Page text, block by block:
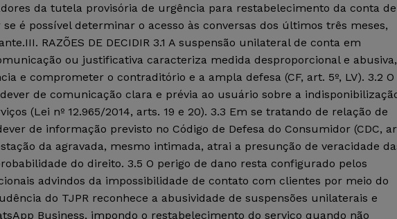
da tutela provisória de urgência para restabelecimento da conta de
é possível determinar o acesso às conversas dos últimos três meses,
RAZÕES DE DECIDIR 3.1 A suspensão unilateral de conta em
ou justificativa caracteriza medida desproporcional e abusiva,
e comprometer o contraditório e a ampla defesa (CF, art. 5º, LV). 3.2 O
de comunicação clara e prévia ao usuário sobre a
(Lei nº 12.965/2014, arts. 19 e 20). 3.3 Em se tratando de relação de
de informação previsto no Código de Defesa do Consumidor (CDC,
da agravada, mesmo intimada, atrai a presunção de veracidade
do direito. 3.5 O perigo de dano resta configurado pelos
advindos da impossibilidade de contato com clientes por meio do
do TJPR reconhece a abusividade de suspensões unilaterais e
Business, impondo o restabelecimento do serviço quando não